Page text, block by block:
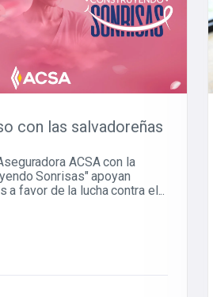
con las salvadoreñas
ACSA con la
Sonrisas" apoyan
a favor de la lucha contra el...